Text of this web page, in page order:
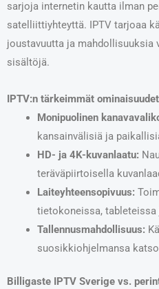
sarjoja internetin kautta ilman
satelliittiyhteyttä. IPTV tarjoaa
joustavuutta ja mahdollisuuksia
sisältöjä.
IPTV:n tärkeimmät ominaisuudet
Monipuolinen
kansainvälisiä ja
HD- ja 4K-kuvanlaatu:
teräväpiirtoisella
Laiteyhteensopivuus:
tietokoneissa,
Tallennusmahdollisuus:
suosikkiohjelmansa
Billigaste IPTV Sverige vs.